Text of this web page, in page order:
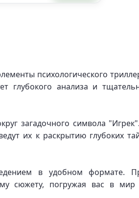
психологического
глубокого анализа и
загадочного символа
их к раскрытию глубоких
в удобном формате.
сюжету, погружая вас в